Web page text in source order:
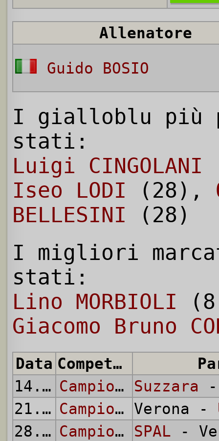
Allenatore
Guido BOSIO
I gialloblu più
stati:
Luigi CINGOLANI
Iseo LODI (28),
BELLESINI (28)
I migliori
stati:
Lino MORBIOLI
Giacomo Bruno
Data Competizione
14.10.
1945 Campionato Alta Italia Suzzara -
21.10.
1945 Campionato Alta Italia Verona -
28.10.
1945 Campionato Alta Italia SPAL -